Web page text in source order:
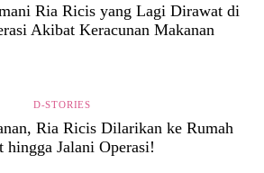
Ria Ricis yang Lagi Dirawat di
Akibat Keracunan Makanan
D-STORIES
Ria Ricis Dilarikan ke Rumah
hingga Jalani Operasi!